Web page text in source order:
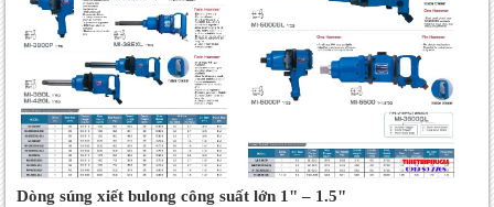
Dòng súng xiết bulong công suất lớn 1" – 1.5"